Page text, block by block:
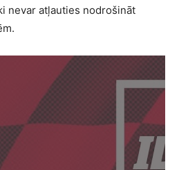
nevar atļauties nodrošināt